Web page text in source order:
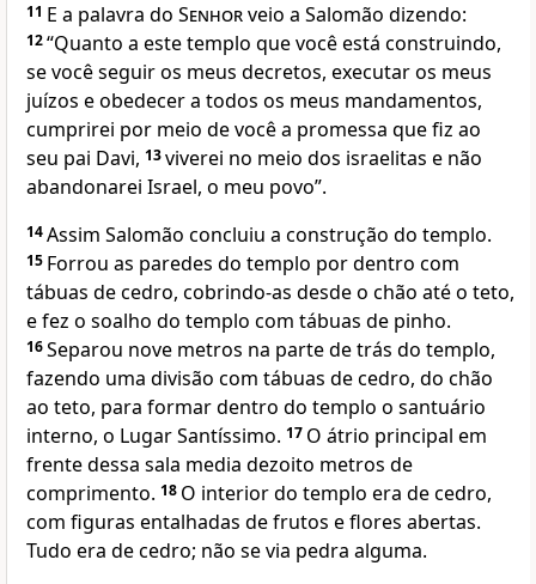
11 E a palavra do Senhorveio a Salomão dizendo:
12“Quanto a este templo que você está construindo,
se você seguir os meus decretos, executar os meus
juízos e obedecer a todos os meus mandamentos,
cumprirei por meio de você a promessa que fiz ao
seu pai Davi, 13viverei no meio dos israelitas e não
abandonarei Israel, o meu povo”.
14Assim Salomão concluiu a construção do templo.
15 Forrou as paredes do templo por dentro com
tábuas de cedro, cobrindo-as desde o chão até o teto,
e fez o soalho do templo com tábuas de pinho.
16Separou nove metros na parte de trás do templo,
fazendo uma divisão com tábuas de cedro, do chão
ao teto, para formar dentro do templo o santuário
interno, o Lugar Santíssimo. 17 O átrio principal em
frente dessa sala media dezoito metros de
comprimento. 18 O interior do templo era de cedro,
com figuras entalhadas de frutos e flores abertas.
Tudo era de cedro; não se via pedra alguma.